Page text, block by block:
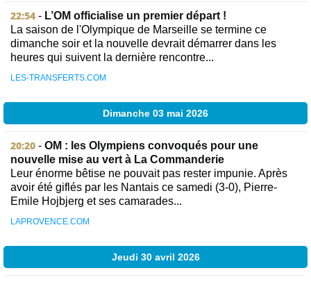
22:54 - L’OM officialise un premier départ !
La saison de l'Olympique de Marseille se termine ce
dimanche soir et la nouvelle devrait démarrer dans les
heures qui suivent la dernière rencontre...
LES-TRANSFERTS.COM
Dimanche 03 mai 2026
20:20 - OM : les Olympiens convoqués pour une
nouvelle mise au vert à La Commanderie
Leur énorme bêtise ne pouvait pas rester impunie. Après
avoir été giflés par les Nantais ce samedi (3-0), Pierre-
Emile Hojbjerg et ses camarades...
LAPROVENCE.COM
Jeudi 30 avril 2026